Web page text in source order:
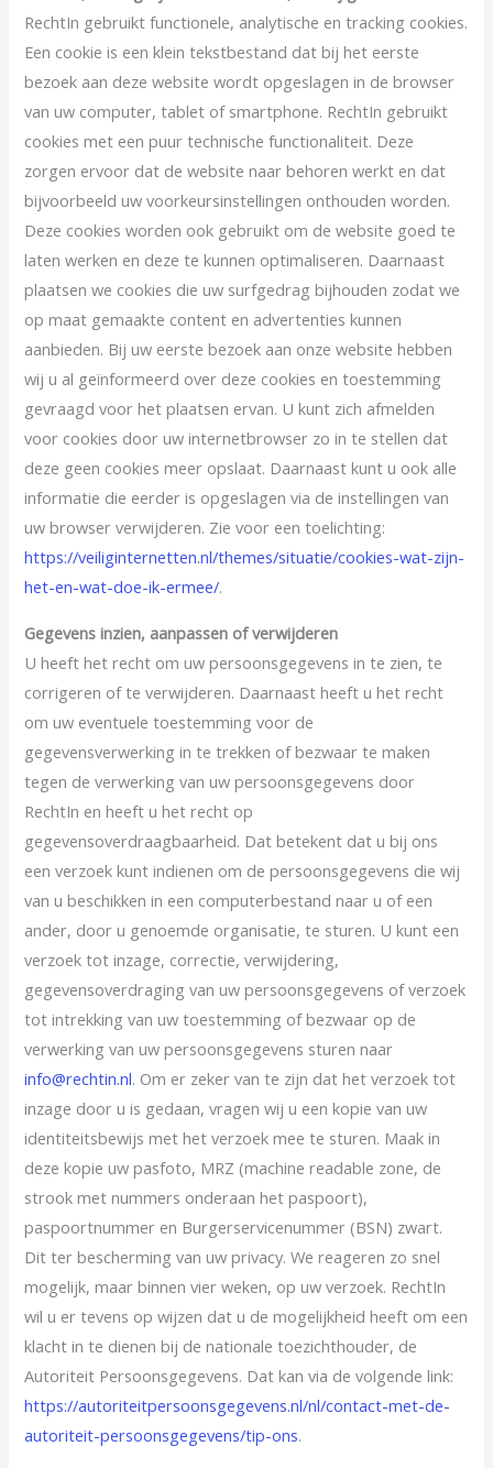
RechtIn gebruikt functionele, analytische en tracking cookies.
Een cookie is een klein tekstbestand dat bij het eerste
bezoek aan deze website wordt opgeslagen in de browser
van uw computer, tablet of smartphone. RechtIn gebruikt
cookies met een puur technische functionaliteit. Deze
zorgen ervoor dat de website naar behoren werkt en dat
bijvoorbeeld uw voorkeursinstellingen onthouden worden.
Deze cookies worden ook gebruikt om de website goed te
laten werken en deze te kunnen optimaliseren. Daarnaast
plaatsen we cookies die uw surfgedrag bijhouden zodat we
op maat gemaakte content en advertenties kunnen
aanbieden. Bij uw eerste bezoek aan onze website hebben
wij u al geïnformeerd over deze cookies en toestemming
gevraagd voor het plaatsen ervan. U kunt zich afmelden
voor cookies door uw internetbrowser zo in te stellen dat
deze geen cookies meer opslaat. Daarnaast kunt u ook alle
informatie die eerder is opgeslagen via de instellingen van
uw browser verwijderen. Zie voor een toelichting:
https://veiliginternetten.nl/themes/situatie/cookies-wat-zijn-
het-en-wat-doe-ik-ermee/.
Gegevens inzien, aanpassen of verwijderen
U heeft het recht om uw persoonsgegevens in te zien, te
corrigeren of te verwijderen. Daarnaast heeft u het recht
om uw eventuele toestemming voor de
gegevensverwerking in te trekken of bezwaar te maken
tegen de verwerking van uw persoonsgegevens door
RechtIn en heeft u het recht op
gegevensoverdraagbaarheid. Dat betekent dat u bij ons
een verzoek kunt indienen om de persoonsgegevens die wij
van u beschikken in een computerbestand naar u of een
ander, door u genoemde organisatie, te sturen. U kunt een
verzoek tot inzage, correctie, verwijdering,
gegevensoverdraging van uw persoonsgegevens of verzoek
tot intrekking van uw toestemming of bezwaar op de
verwerking van uw persoonsgegevens sturen naar
info@rechtin.nl. Om er zeker van te zijn dat het verzoek tot
inzage door u is gedaan, vragen wij u een kopie van uw
identiteitsbewijs met het verzoek mee te sturen. Maak in
deze kopie uw pasfoto, MRZ (machine readable zone, de
strook met nummers onderaan het paspoort),
paspoortnummer en Burgerservicenummer (BSN) zwart.
Dit ter bescherming van uw privacy. We reageren zo snel
mogelijk, maar binnen vier weken, op uw verzoek. RechtIn
wil u er tevens op wijzen dat u de mogelijkheid heeft om een
klacht in te dienen bij de nationale toezichthouder, de
Autoriteit Persoonsgegevens. Dat kan via de volgende link:
https://autoriteitpersoonsgegevens.nl/nl/contact-met-de-
autoriteit-persoonsgegevens/tip-ons.